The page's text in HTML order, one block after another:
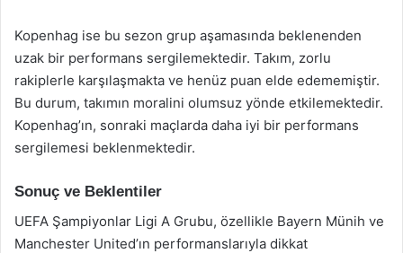
Kopenhag ise bu sezon grup aşamasında beklenenden
uzak bir performans sergilemektedir. Takım, zorlu
rakiplerle karşılaşmakta ve henüz puan elde edememiştir.
Bu durum, takımın moralini olumsuz yönde etkilemektedir.
Kopenhag’ın, sonraki maçlarda daha iyi bir performans
sergilemesi beklenmektedir.
Sonuç ve Beklentiler
UEFA Şampiyonlar Ligi A Grubu, özellikle Bayern Münih ve
Manchester United’ın performanslarıyla dikkat